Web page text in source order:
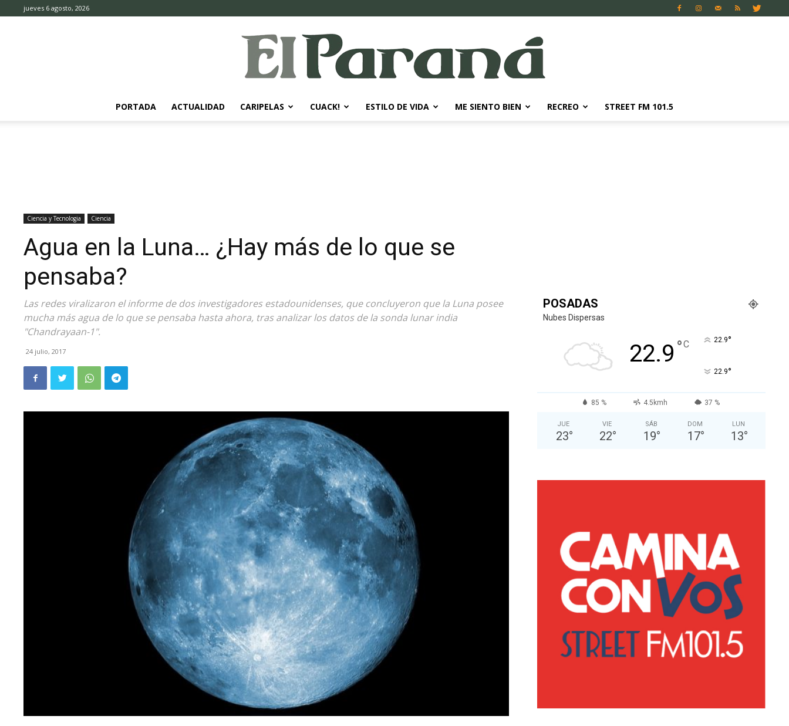
jueves 6 agosto, 2026
PORTADA ACTUALIDAD CARIPELAS CUACK! ESTILO DE VIDA ME SIENTO BIEN RECREO STREET FM 101.5
Ciencia y Tecnologia Ciencia
Agua en la Luna… ¿Hay más de lo que se
pensaba?
Las redes viralizaron el informe de dos investigadores estadounidenses, que concluyeron que la Luna posee
mucha más agua de lo que se pensaba hasta ahora, tras analizar los datos de la sonda lunar india
"Chandrayaan-1".
24 julio, 2017
POSADAS
Nubes Dispersas
22.9 °C 22.9°
22.9°
85 % 4.5kmh 37 %
JUE
23°
VIE
22°
SÁB
19°
DOM
17°
LUN
13°